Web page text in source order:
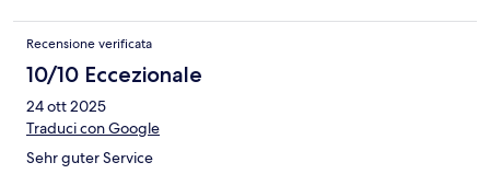
Recensione verificata
10/10 Eccezionale
24 ott 2025
Traduci con Google
Sehr guter Service